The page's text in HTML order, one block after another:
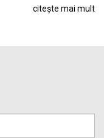
citește mai mult